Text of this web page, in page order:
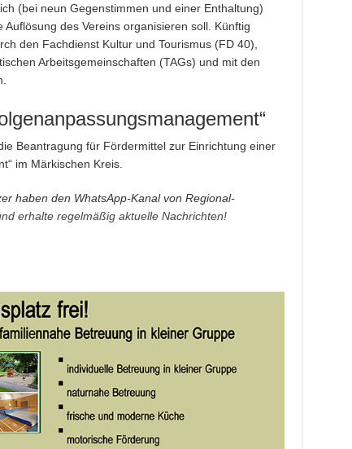
(bei neun Gegenstimmen und einer Enthaltung)
des Vereins organisieren soll. Künftig
den Fachdienst Kultur und Tourismus (FD 40),
Arbeitsgemeinschaften (TAGs) und mit den
Beantragung für Fördermittel zur Einrichtung einer
im Märkischen Kreis.
haben den WhatsApp-Kanal von Regional-
erhalte regelmäßig aktuelle Nachrichten!